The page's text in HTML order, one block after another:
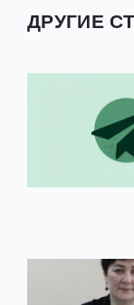
ДРУГИЕ